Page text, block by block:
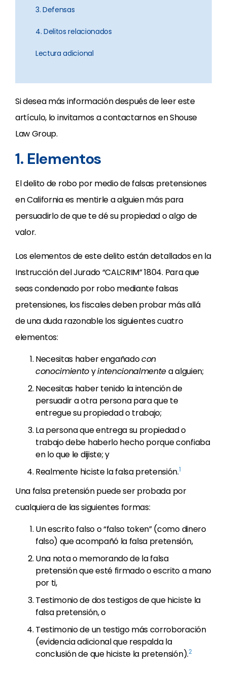
3. Defensas
4. Delitos relacionados
Lectura adicional
Si desea más información después de leer este
artículo, lo invitamos a contactarnos en Shouse
Law Group.
1. Elementos
El delito de robo por medio de falsas pretensiones
en California es mentirle a alguien más para
persuadirlo de que te dé su propiedad o algo de
valor.
Los elementos de este delito están detallados en la
Instrucción del Jurado “CALCRIM” 1804. Para que
seas condenado por robo mediante falsas
pretensiones, los fiscales deben probar más allá
de una duda razonable los siguientes cuatro
elementos:
Necesitas haber engañadocon
conocimientoyintencionalmentea alguien;
Necesitas haber tenido la intención de
persuadir a otra persona para que te
entregue su propiedad o trabajo;
La persona que entrega su propiedad o
trabajo debe haberlo hecho porque confiaba
en lo que le dijiste; y
Realmente hiciste la falsa pretensión.1
Una falsa pretensión puede ser probada por
cualquiera de las siguientes formas:
Un escrito falso o “falso token” (como dinero
falso) que acompañó la falsa pretensión,
Una nota o memorando de la falsa
pretensión que esté firmado o escrito a mano
por ti,
Testimonio de dos testigos de que hiciste la
falsa pretensión, o
Testimonio de un testigo más corroboración
(evidencia adicional que respalda la
conclusión de que hiciste la pretensión).2